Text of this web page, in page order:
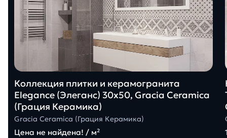
Коллекция плитки и керамогранита
Elegance (Элеганс) 30х50, Gracia Ceramica
(Грация Керамика)
Gracia Ceramica (Грация Керамика)
Цена не найдена! / м²